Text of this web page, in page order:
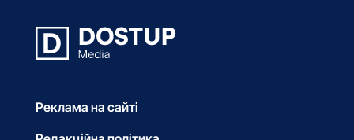
Реклама на сайті